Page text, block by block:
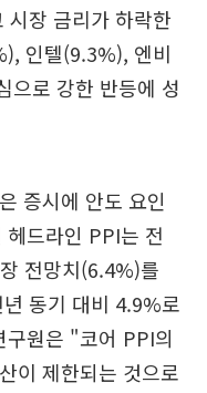
시장 금리가 하락한
인텔(9.3%), 엔비
으로 강한 반등에 성
증시에 안도 요인
드라인 PPI는 전
전망치(6.4%)를
동기 대비 4.9%로
원은 "코어 PPI의
이 제한되는 것으로